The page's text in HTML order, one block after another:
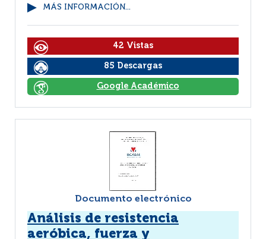
MÁS INFORMACIÓN...
42 Vistas
85 Descargas
Google Académico
Documento electrónico
Análisis de resistencia
aeróbica, fuerza y